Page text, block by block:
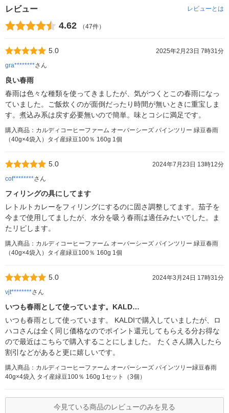
レビュー レビューとは
4.62 （47件）
5.0
2025年2月23日 7時31分
gra********さん
良い春雨
春雨は色々な種類を使ってきましたが、気がつくとこの春雨になっ
ていました。ご飯炊くのが面倒だったり時間が無いときに重宝しま
す。煮込み系は戻す必要無いので簡単。味とコシに満足です。
購入商品：カルディコーヒーファーム オーバーシーズ パインツリー 緑豆春雨
（40g×4袋入）タイ産緑豆100％ 160g 1個
5.0
2024年7月23日 13時12分
cof********さん
フィリングの具にしてます
レトルトカレーをフィリングにするのに固さ調整してます。茄子を
今まで使用してましたが、水分を吸う春雨は適任みたいでした。ま
たリピします。
購入商品：カルディコーヒーファーム オーバーシーズ パインツリー 緑豆春雨
（40g×4袋入）タイ産緑豆100％ 160g 1個
5.0
2024年3月24日 17時31分
vjt********さん
いつも春雨として使っています。KALD…
いつも春雨として使っています。 KALDIで購入していましたが、ロ
ハコさんは全く同じ価格なのでポイント還元してもらえる分お得な
ので最近はこちらで購入することにしました。 たくさん購入したら
割引などがあると更に嬉しいです。
購入商品：カルディコーヒーファーム オーバーシーズ パインツリー緑豆春雨
40g×4袋入 タイ産緑豆100％ 160g 1セット（3個）
今見ている商品のレビューのみを見る